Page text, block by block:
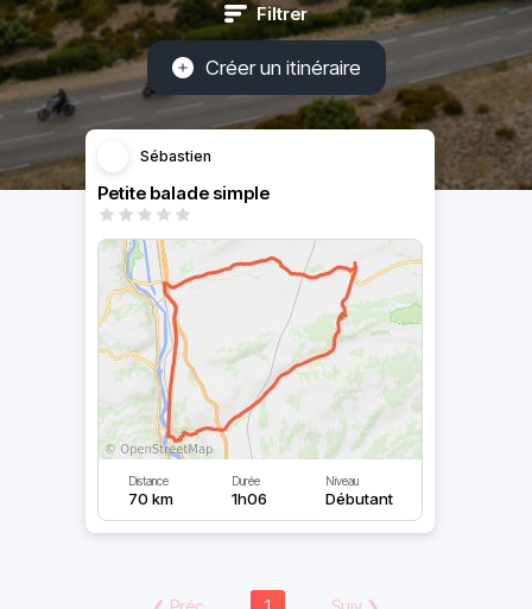
Filtrer
Créer un itinéraire
Sébastien
Petite balade simple
Distance
70 km
Durée
1h06
Niveau
Débutant